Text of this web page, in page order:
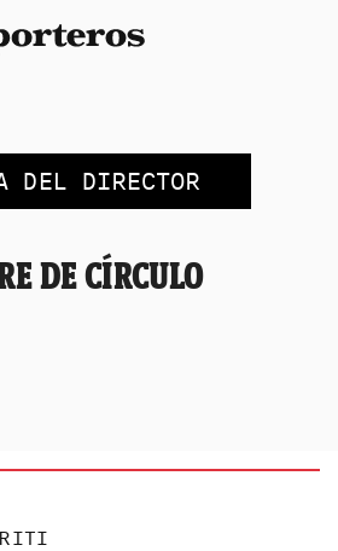
DEL DIRECTOR
DE CÍRCULO